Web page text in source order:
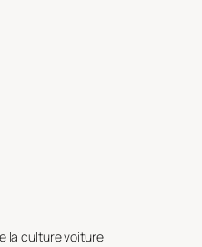
la culture voiture